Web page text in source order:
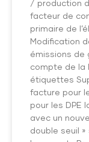
/ production
facteur de
primaire de
Modification
émissions de
compte de la
étiquettes
facture pour
pour les DPE
avec un
double seuil